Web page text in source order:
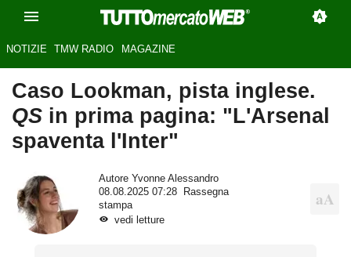
NOTIZIE TMW RADIO MAGAZINE
Caso Lookman, pista inglese.
QS in prima pagina: "L'Arsenal
spaventa l'Inter"
Autore Yvonne Alessandro
08.08.2025 07:28
Rassegna
stampa
vedi letture